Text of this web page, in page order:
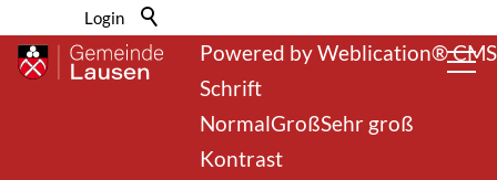
Powered by Weblication® CMS
Schrift
NormalGroßSehr groß
Kontrast
Login